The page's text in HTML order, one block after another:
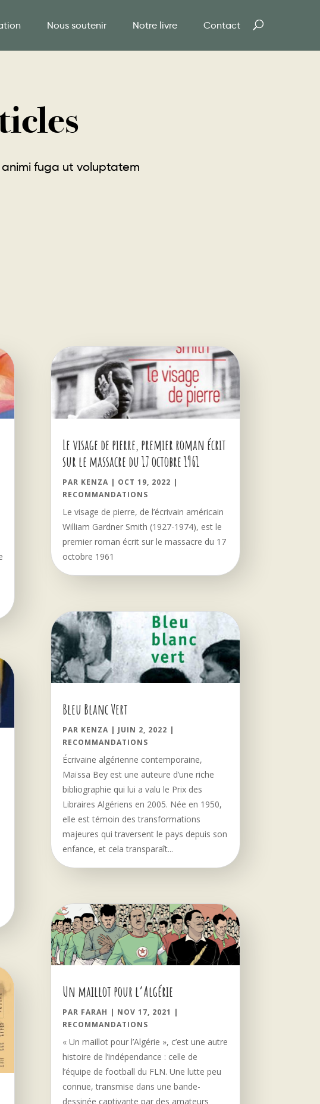
Nous soutenir Notre livre Contact
fuga ut voluptatem
Le visage de pierre, premier roman écrit
sur le massacre du 17 octobre 1961
PAR KENZA | OCT 19, 2022 |
RECOMMANDATIONS
Le visage de pierre, de l’écrivain américain
William Gardner Smith (1927-1974), est le
premier roman écrit sur le massacre du 17
octobre 1961
Bleu Blanc Vert
PAR KENZA | JUIN 2, 2022 |
RECOMMANDATIONS
Écrivaine algérienne contemporaine,
Maïssa Bey est une auteure d’une riche
bibliographie qui lui a valu le Prix des
Libraires Algériens en 2005. Née en 1950,
elle est témoin des transformations
majeures qui traversent le pays depuis son
enfance, et cela transparaît...
Un maillot pour l’Algérie
PAR FARAH | NOV 17, 2021 |
RECOMMANDATIONS
« Un maillot pour l’Algérie », c’est une autre
histoire de l’indépendance : celle de
l’équipe de football du FLN. Une lutte peu
connue, transmise dans une bande-
dessinée captivante par des amateurs